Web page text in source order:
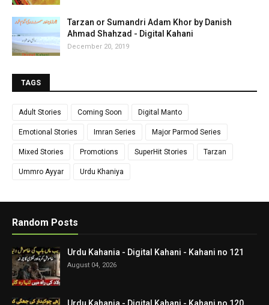
Tarzan or Sumandri Adam Khor by Danish
Ahmad Shahzad - Digital Kahani
December 20, 2019
TAGS
Adult Stories Coming Soon Digital Manto
Emotional Stories Imran Series Major Parmod Series
Mixed Stories Promotions SuperHit Stories Tarzan
Ummro Ayyar Urdu Khaniya
Random Posts
Urdu Kahania - Digital Kahani - Kahani no 121
August 04, 2026